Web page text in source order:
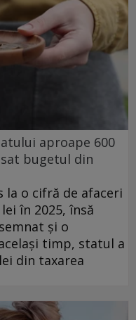
aproape 600
bugetul din
o cifră de afaceri
în 2025, însă
și o
timp, statul a
din taxarea